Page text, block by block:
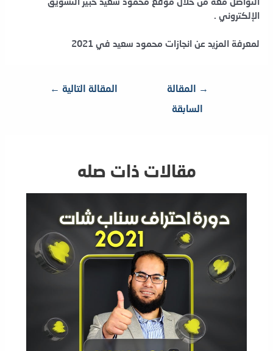
التواصل معه من خلال موقع محمود سعيد خبير التسويق
الإلكتروني .
لمعرفة المزيد عن انجازات محمود سعيد في 2021
→ المقالة
السابقة
المقالة التالية ←
مقالات ذات صله